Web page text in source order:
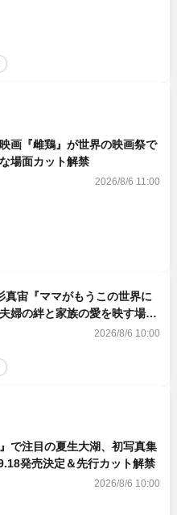
画『雌鶏』が世界の映画祭で
場面カット解禁
2026/8/6 11:00
真宙『ママがもうこの世界に
婦の絆と家族の愛を映す場面
2026/8/6 10:00
』で注目の夏生大湖、初写真集
発売決定＆先行カット解禁
2026/8/6 10:00